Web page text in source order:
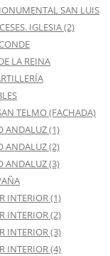
SAN LUIS
IGLESIA (2)
LA REINA
TELMO (FACHADA)
ANDALUZ (1)
ANDALUZ (2)
ANDALUZ (3)
INTERIOR (1)
INTERIOR (2)
INTERIOR (3)
INTERIOR (4)